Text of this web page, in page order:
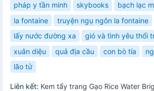
pháp y tần minh
skybooks bạch lạc
la fontaine
truyện ngụ ngôn la fontaine
lấy nước đường xa
gió và tình yêu thổi
xuân diệu
quả địa cầu con bò tía
lão tử
Liên kết: Kem tẩy trang Gạo Rice Water